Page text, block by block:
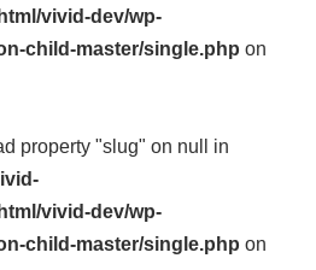
vivid-dev/wp-
child-master/single.php on
property "slug" on null in
vivid-dev/wp-
child-master/single.php on